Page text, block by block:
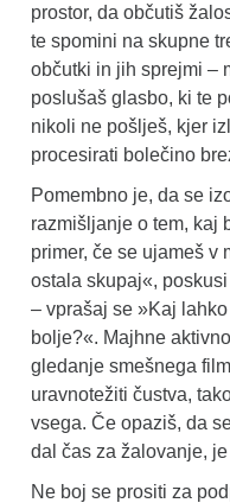
prostor, da občutiš
te spomini na skupne
občutki in jih sprejmi –
poslušaš glasbo, ki te
nikoli ne pošlješ, kjer
procesirati bolečino
Pomembno je, da se
razmišljanje o tem, kaj
primer, če se ujameš v
ostala skupaj«,
– vprašaj se »Kaj
bolje?«. Majhne
gledanje smešnega
uravnotežiti čustva,
vsega. Če opaziš, da
dal čas za žalovanje,
Ne boj se prositi za